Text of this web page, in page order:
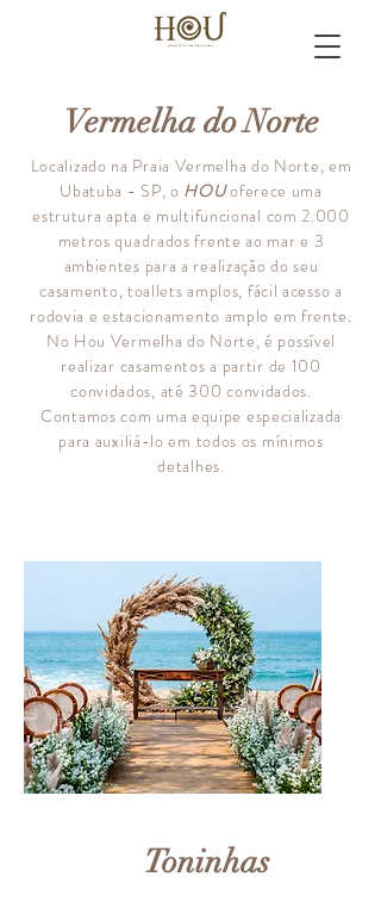
Vermelha do Norte
Localizado na Praia Vermelha do Norte, em
Ubatuba - SP, o HOUoferece uma
estrutura apta e multifuncional com 2.000
metros quadrados frente ao mar e 3
ambientes para a realização do seu
casamento, toallets amplos, fácil acesso a
rodovia e estacionamento amplo em frente.
No Hou Vermelha do Norte, é possível
realizar casamentos a partir de 100
convidados, até 300 convidados.
Contamos com uma equipe especializada
para auxiliá-lo em todos os mínimos
detalhes.
Toninhas